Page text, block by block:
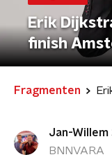
Erik
finish
Fragmenten
Jan-Willem
BNNVARA